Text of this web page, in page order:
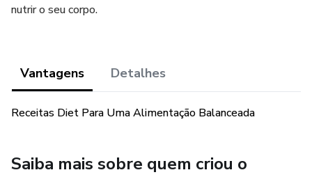
nutrir o seu corpo.
Vantagens Detalhes
Receitas Diet Para Uma Alimentação Balanceada
Saiba mais sobre quem criou o